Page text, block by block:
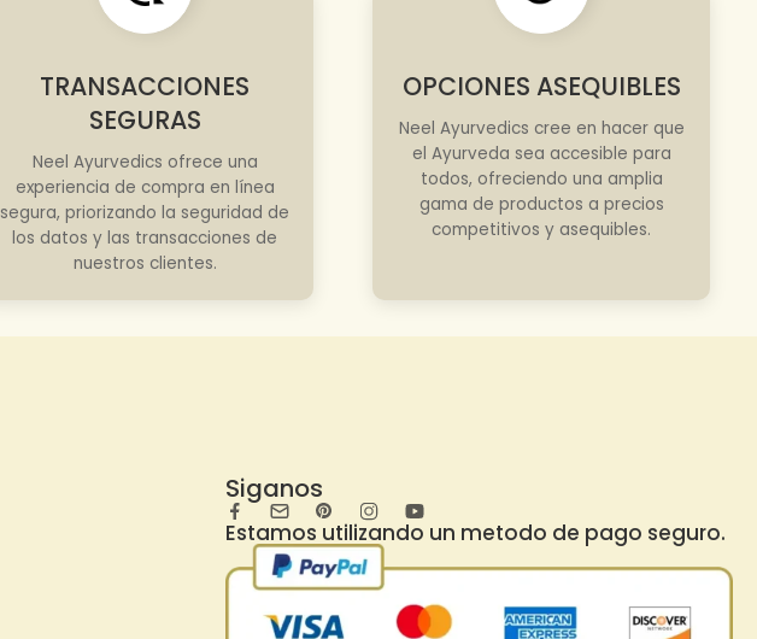
TRANSACCIONES
SEGURAS
Neel Ayurvedics ofrece una
experiencia de compra en línea
segura, priorizando la seguridad de
los datos y las transacciones de
nuestros clientes.
OPCIONES ASEQUIBLES
Neel Ayurvedics cree en hacer que
el Ayurveda sea accesible para
todos, ofreciendo una amplia
gama de productos a precios
competitivos y asequibles.
Siganos
Estamos utilizando un metodo de pago seguro.